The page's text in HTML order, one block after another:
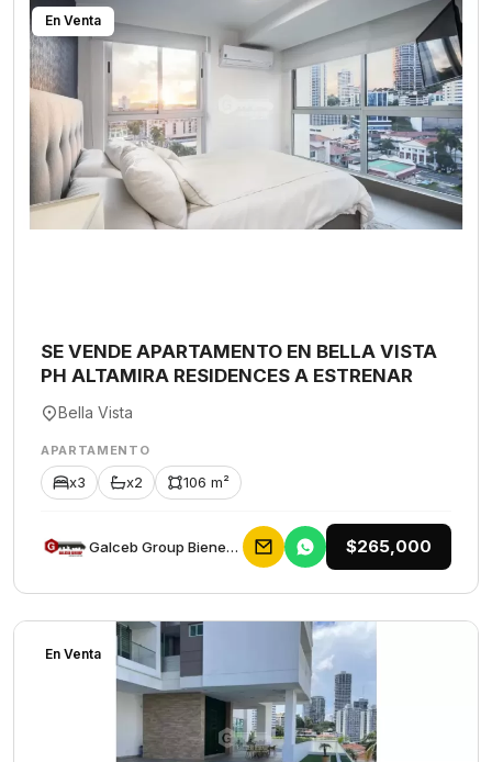
En Venta
SE VENDE APARTAMENTO EN BELLA VISTA
PH ALTAMIRA RESIDENCES A ESTRENAR
Bella Vista
APARTAMENTO
x3 x2 106 m²
Galceb Group Bienes Raices $265,000
En Venta